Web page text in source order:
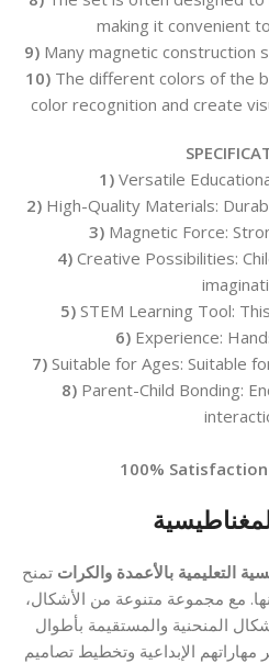
making it convenient
9) Many magnetic construction
10) The different colors of the
color recognition and create
1) Versatile
2) High-Quality Materials:
3) Magnetic Force:
4) Creative Possibilities:
5) STEM Learning Tool:
6) Experience:
7) Suitable for Ages: Suitable
8) Parent-Child Bonding:
100%
التعليمية بالأعمدة والكرات تمنح
مع مجموعة متنوعة من الأشكال،
المنحنية والمستقيمة بأطوال
الإبداعية وتخطيط تصاميم